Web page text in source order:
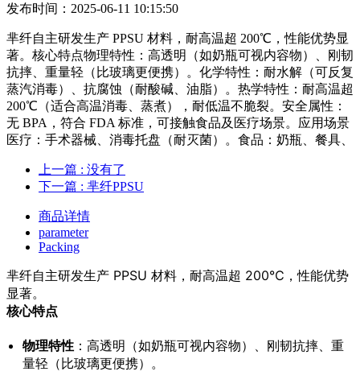
发布时间：2025-06-11 10:15:50
芈纤自主研发生产 PPSU 材料，耐高温超 200℃，性能优势显
著。核心特点物理特性：高透明（如奶瓶可视内容物）、刚韧
抗摔、重量轻（比玻璃更便携）。化学特性：耐水解（可反复
蒸汽消毒）、抗腐蚀（耐酸碱、油脂）。热学特性：耐高温超
200℃（适合高温消毒、蒸煮），耐低温不脆裂。安全属性：
无 BPA，符合 FDA 标准，可接触食品及医疗场景。应用场景
医疗：手术器械、消毒托盘（耐灭菌）。食品：奶瓶、餐具、
上一篇 : 没有了
下一篇 : 芈纤PPSU
商品详情
parameter
Packing
芈纤自主研发生产 PPSU 材料，耐高温超 200℃，性能优势
显著。
核心特点
物理特性 ：高透明（如奶瓶可视内容物）、刚韧抗摔、重
量轻（比玻璃更便携）。